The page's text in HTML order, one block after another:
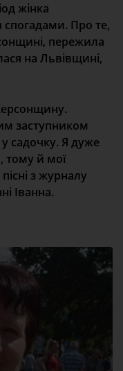
жінка
спогадами. Про те,
пережила
на Львівщині,
заступником
садочку. Я дуже
тому й мої
з журналу
Іванна.